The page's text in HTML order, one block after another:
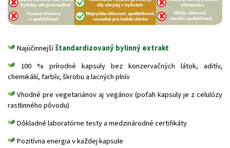
Najúčinnejšíštandardizovaný bylinný extrakt
100 % prírodné kapsuly bez konzervačných látok, aditív,
chemikálií, farbív, škrobu a lacných plnív
Vhodné pre vegetariánov aj vegánov (poťah kapsuly je z celulózy
rastlinného pôvodu)
Dôkladné laboratórne testy a medzinárodné certifikáty
Pozitívna energia v každej kapsule